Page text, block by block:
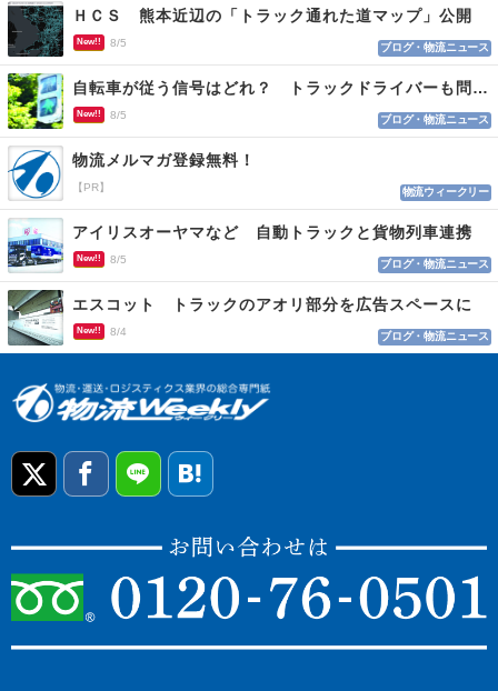
ＨＣＳ 熊本近辺の「トラック通れた道マップ」公開
New!! 8/5 ブログ・物流ニュース
自転車が従う信号はどれ？ トラックドライバーも問われる認識
New!! 8/5 ブログ・物流ニュース
物流メルマガ登録無料！
【PR】 物流ウィークリー
アイリスオーヤマなど 自動トラックと貨物列車連携
New!! 8/5 ブログ・物流ニュース
エスコット トラックのアオリ部分を広告スペースに
New!! 8/4 ブログ・物流ニュース